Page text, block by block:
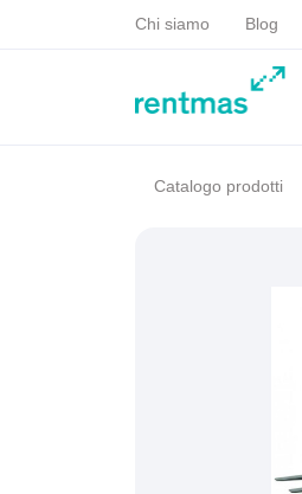
Chi siamo Blog
Catalogo prodotti